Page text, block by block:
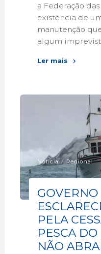
a Federação
existência de
manutenção
algum
Ler mais
Notícia / Regional
GOVERNO
PELA
PESCA
NÃO